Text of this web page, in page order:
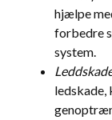
hjælpe
forbedre
system.